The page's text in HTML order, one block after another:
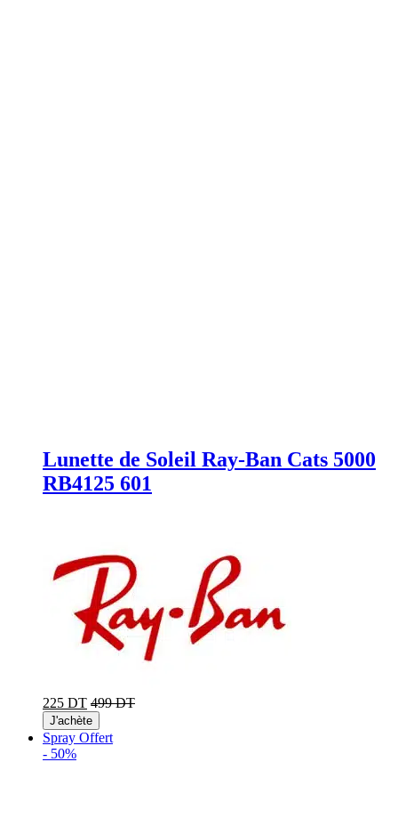
Lunette de Soleil Ray-Ban Cats 5000
RB4125 601
225 DT 499 DT
J'achète
Spray Offert
- 50%